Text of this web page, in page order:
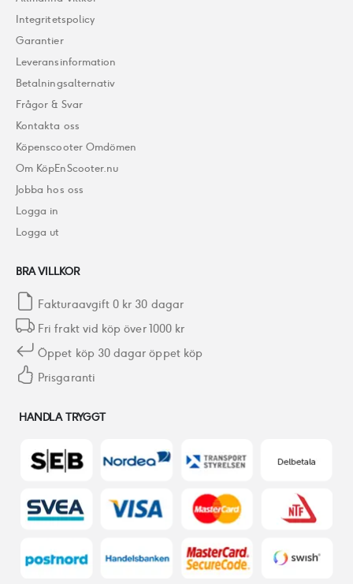
Integritetspolicy
Garantier
Leveransinformation
Betalningsalternativ
Frågor & Svar
Kontakta oss
Köpenscooter Omdömen
Om KöpEnScooter.nu
Jobba hos oss
Logga in
Logga ut
BRA VILLKOR
Fakturaavgift 0 kr 30 dagar
Fri frakt vid köp över 1000 kr
Öppet köp 30 dagar öppet köp
Prisgaranti
HANDLA TRYGGT